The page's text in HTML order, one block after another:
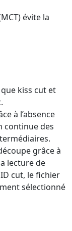
évite la
kiss cut et
à l’absence
continue des
grâce à
lecture de
cut, le fichier
sélectionné